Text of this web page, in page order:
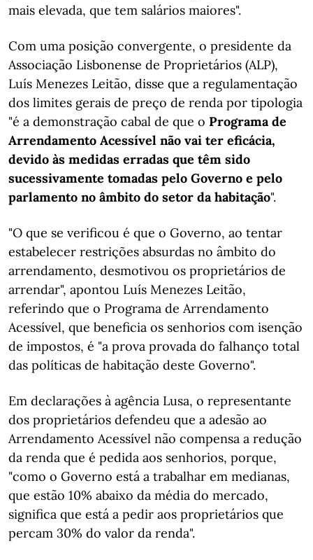
mais elevada, que tem salários maiores".
Com uma posição convergente, o presidente da
Associação Lisbonense de Proprietários (ALP),
Luís Menezes Leitão, disse que a regulamentação
dos limites gerais de preço de renda por tipologia
"é a demonstração cabal de que o Programa de
Arrendamento Acessível não vai ter eficácia,
devido às medidas erradas que têm sido
sucessivamente tomadas pelo Governo e pelo
parlamento no âmbito do setor da habitação".
"O que se verificou é que o Governo, ao tentar
estabelecer restrições absurdas no âmbito do
arrendamento, desmotivou os proprietários de
arrendar", apontou Luís Menezes Leitão,
referindo que o Programa de Arrendamento
Acessível, que beneficia os senhorios com isenção
de impostos, é "a prova provada do falhanço total
das políticas de habitação deste Governo".
Em declarações à agência Lusa, o representante
dos proprietários defendeu que a adesão ao
Arrendamento Acessível não compensa a redução
da renda que é pedida aos senhorios, porque,
"como o Governo está a trabalhar em medianas,
que estão 10% abaixo da média do mercado,
significa que está a pedir aos proprietários que
percam 30% do valor da renda".